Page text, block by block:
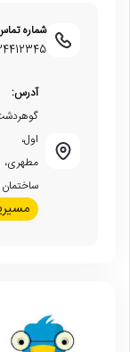
شماره
آدرس:
اول،
مطهری،
ساختمان